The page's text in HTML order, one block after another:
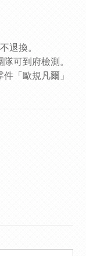
退換。
可到府檢測。
「歐規凡爾」